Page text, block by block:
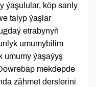
ýaşulular, köp sanly
talyp ýaşlar
etrabynyň
umumybilim
umumy ýaşaýyş
mekdepde
zähmet derslerini